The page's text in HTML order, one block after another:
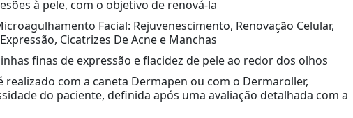
à pele, com o objetivo de renová-la
Facial: Rejuvenescimento, Renovação Celular,
Cicatrizes De Acne e Manchas
finas de expressão e flacidez de pele ao redor dos olhos
realizado com a caneta Dermapen ou com o Dermaroller,
do paciente, definida após uma avaliação detalhada com a